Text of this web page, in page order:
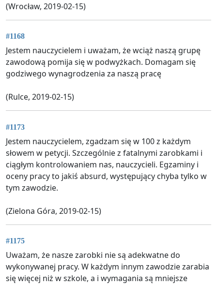
(Wrocław, 2019-02-15)
#1168
Jestem nauczycielem i uważam, że wciąż naszą grupę
zawodową pomija się w podwyżkach. Domagam się
godziwego wynagrodzenia za naszą pracę
(Rulce, 2019-02-15)
#1173
Jestem nauczycielem, zgadzam się w 100 z każdym
słowem w petycji. Szczególnie z fatalnymi zarobkami i
ciągłym kontrolowaniem nas, nauczycieli. Egzaminy i
oceny pracy to jakiś absurd, występujący chyba tylko w
tym zawodzie.
(Zielona Góra, 2019-02-15)
#1175
Uważam, że nasze zarobki nie są adekwatne do
wykonywanej pracy. W każdym innym zawodzie zarabia
się więcej niż w szkole, a i wymagania są mniejsze